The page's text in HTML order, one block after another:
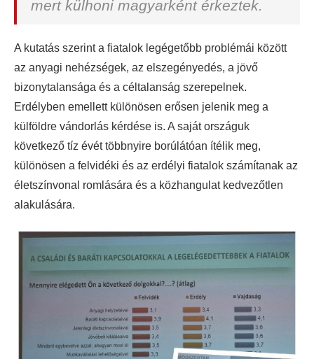
mert külhoni magyarként érkeztek.
A kutatás szerint a fiatalok legégetőbb problémái között
az anyagi nehézségek, az elszegényedés, a jövő
bizonytalansága és a céltalanság szerepelnek.
Erdélyben emellett különösen erősen jelenik meg a
külföldre vándorlás kérdése is. A saját országuk
következő tíz évét többnyire borúlátóan ítélik meg,
különösen a felvidéki és az erdélyi fiatalok számítanak az
életszínvonal romlására és a közhangulat kedvezőtlen
alakulására.